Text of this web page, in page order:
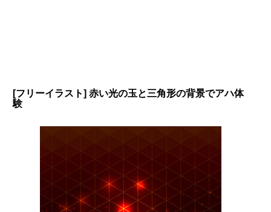
[フリーイラスト] 赤い光の玉と三角形の背景でアハ体
験